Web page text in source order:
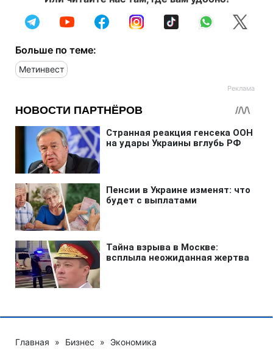
Больше по теме:
Метинвест
Главная » Бизнес » Экономика